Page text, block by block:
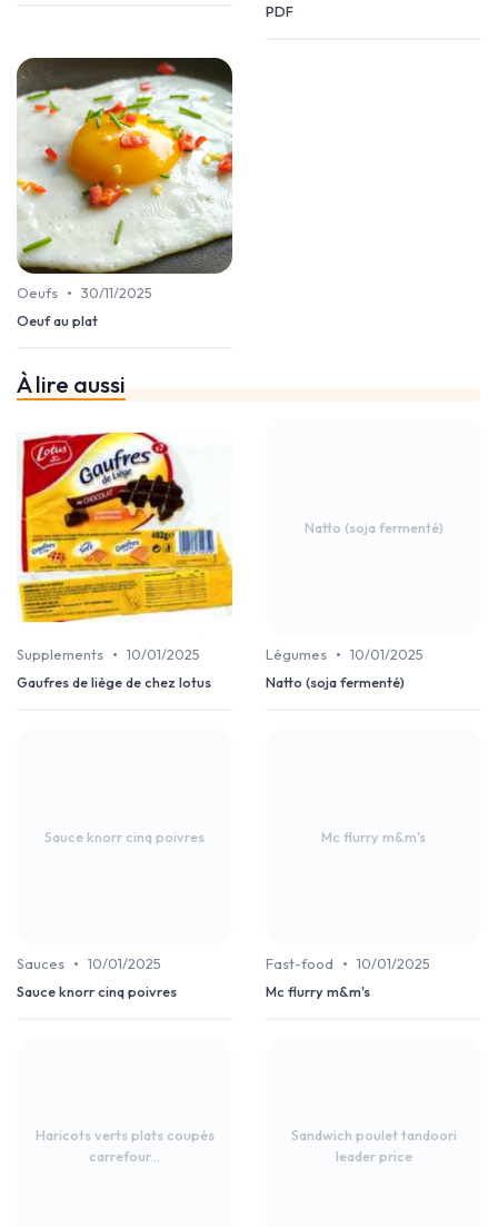
PDF
Oeufs • 30/11/2025
Oeuf au plat
À lire aussi
Supplements • 10/01/2025
Gaufres de liège de chez lotus
Natto (soja fermenté)
Légumes • 10/01/2025
Natto (soja fermenté)
Sauce knorr cinq poivres
Sauces • 10/01/2025
Sauce knorr cinq poivres
Mc flurry m&m's
Fast-food • 10/01/2025
Mc flurry m&m's
Haricots verts plats coupés
carrefour...
Sandwich poulet tandoori
leader price